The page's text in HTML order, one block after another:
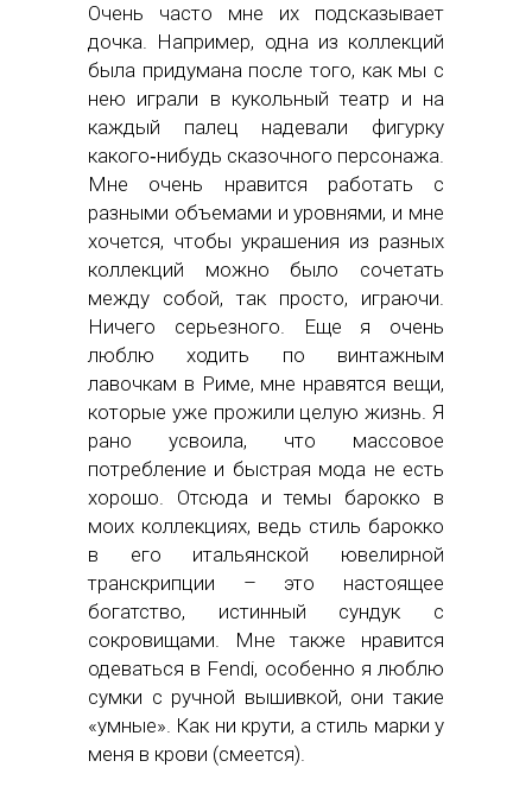
Очень часто мне их подсказывает
дочка. Например, одна из коллекций
была придумана после того, как мы с
нею играли в кукольный театр и на
каждый палец надевали фигурку
какого‑нибудь сказочного персонажа.
Мне очень нравится работать с
разными объемами и уровнями, и мне
хочется, чтобы украшения из разных
коллекций можно было сочетать
между собой, так просто, играючи.
Ничего серьезного. Еще я очень
люблю ходить по винтажным
лавочкам в Риме, мне нравятся вещи,
которые уже прожили целую жизнь. Я
рано усвоила, что массовое
потребление и быстрая мода не есть
хорошо. Отсюда и темы барокко в
моих коллекциях, ведь стиль барокко
в его итальянской ювелирной
транскрипции – это настоящее
богатство, истинный сундук с
сокровищами. Мне также нравится
одеваться в Fendi, особенно я люблю
сумки с ручной вышивкой, они такие
«умные». Как ни крути, а стиль марки у
меня в крови (смеется).